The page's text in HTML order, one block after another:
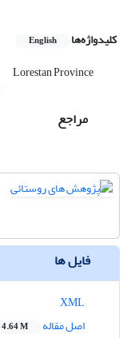
کلیدواژه‌ها English
Lorestan Province
مراجع
فایل ها
اصل مقاله
4.64 M